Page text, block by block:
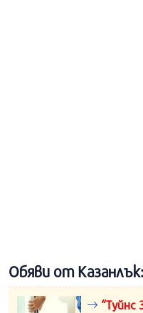
Обяви от Казанлък:
“Туйнс